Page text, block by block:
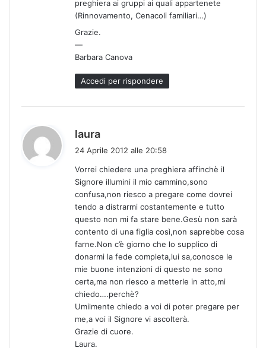
preghiera ai gruppi ai quali appartenete
(Rinnovamento, Cenacoli familiari…)
Grazie.
—
Barbara Canova
Accedi per rispondere
laura
e
t
t
24 Aprile 2012 alle 20:58
Vorrei chiedere una preghiera affinchè il
Signore illumini il mio cammino,sono
confusa,non riesco a pregare come dovrei
tendo a distrarmi costantemente e tutto
questo non mi fa stare bene.Gesù non sarà
contento di una figlia così,non saprebbe cosa
farne.Non c’è giorno che lo supplico di
donarmi la fede completa,lui sa,conosce le
mie buone intenzioni di questo ne sono
certa,ma non riesco a metterle in atto,mi
chiedo….perchè?
Umilmente chiedo a voi di poter pregare per
me,a voi il Signore vi ascolterà.
Grazie di cuore.
Laura.